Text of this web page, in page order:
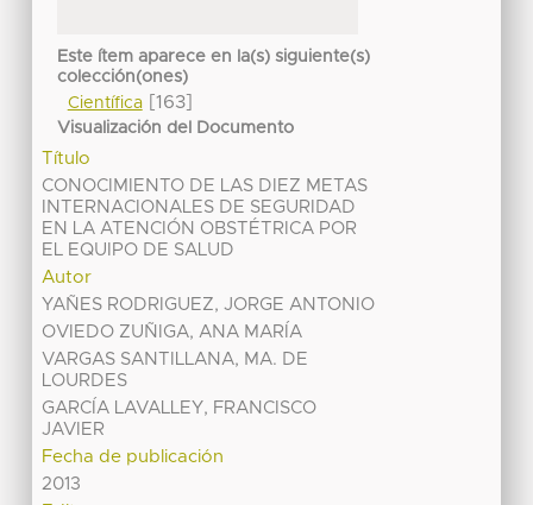
Este ítem aparece en la(s) siguiente(s)
colección(ones)
Científica[163]
Visualización del Documento
Título
CONOCIMIENTO DE LAS DIEZ METAS
INTERNACIONALES DE SEGURIDAD
EN LA ATENCIÓN OBSTÉTRICA POR
EL EQUIPO DE SALUD
Autor
YAÑES RODRIGUEZ, JORGE ANTONIO
OVIEDO ZUÑIGA, ANA MARÍA
VARGAS SANTILLANA, MA. DE
LOURDES
GARCÍA LAVALLEY, FRANCISCO
JAVIER
Fecha de publicación
2013